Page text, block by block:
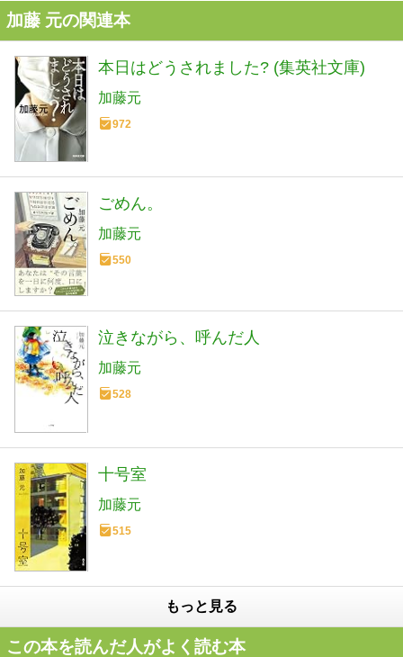
加藤 元の関連本
本日はどうされました? (集英社文庫)
加藤元
972
ごめん。
加藤元
550
泣きながら、呼んだ人
加藤元
528
十号室
加藤元
515
もっと見る
この本を読んだ人がよく読む本